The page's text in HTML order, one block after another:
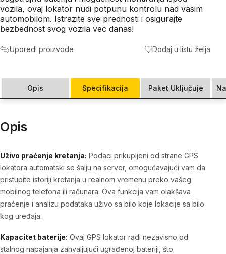
vozila, ovaj lokator nudi potpunu kontrolu nad vasim
automobilom. Istrazite sve prednosti i osigurajte
bezbednost svog vozila vec danas!
Uporedi proizvode Dodaj u listu želja
Opis Specifikacija Paket Uključuje
Opis
Uživo praćenje kretanja: Podaci prikupljeni od strane GPS
lokatora automatski se šalju na server, omogućavajući vam da
pristupite istoriji kretanja u realnom vremenu preko vašeg
mobilnog telefona ili računara. Ova funkcija vam olakšava
praćenje i analizu podataka uživo sa bilo koje lokacije sa bilo
kog uređaja.
Kapacitet baterije: Ovaj GPS lokator radi nezavisno od
stalnog napajanja zahvaljujući ugrađenoj bateriji, što